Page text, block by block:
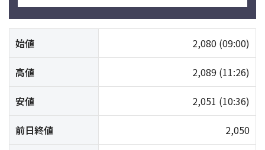
始値 2,080 (09:00)
高値 2,089 (11:26)
安値 2,051 (10:36)
前日終値 2,050